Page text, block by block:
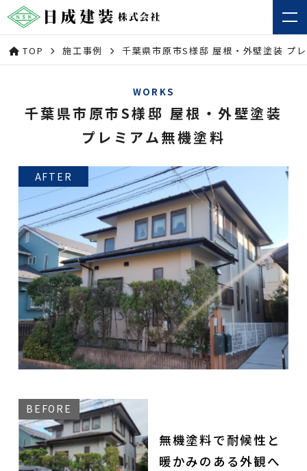
TOP 施工事例 千葉県市原市S様邸 屋根・外壁塗装 プ
WORKS
千葉県市原市S様邸 屋根・外壁塗装
プレミアム無機塗料
無機塗料で耐候性と
暖かみのある外観へ